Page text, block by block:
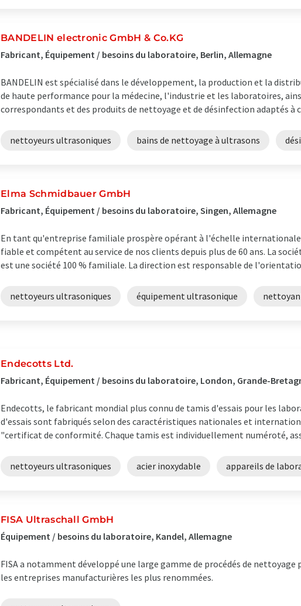
BANDELIN electronic GmbH & Co.KG
Fabricant, Équipement / besoins du laboratoire, Berlin, Allemagne
BANDELIN est spécialisé dans le développement, la production et la
de haute performance pour la médecine, l'industrie et les laboratoires,
correspondants et des produits de nettoyage et de désinfection adaptés à
nettoyeurs ultrasoniques bains de nettoyage à ultrasons
Elma Schmidbauer GmbH
Fabricant, Équipement / besoins du laboratoire, Singen, Allemagne
En tant qu'entreprise familiale prospère opérant à l'échelle
fiable et compétent au service de nos clients depuis plus de 60 ans. La
est une société 100 % familiale. La direction est responsable de
nettoyeurs ultrasoniques équipement ultrasonique
Endecotts Ltd.
Fabricant, Équipement / besoins du laboratoire, London, Grande-
Endecotts, le fabricant mondial plus connu de tamis d'essais pour les
d'essais sont fabriqués selon des caractéristiques nationales et
"certificat de conformité. Chaque tamis est individuellement numéroté,
nettoyeurs ultrasoniques acier inoxydable appareils de
FISA Ultraschall GmbH
Équipement / besoins du laboratoire, Kandel, Allemagne
FISA a notamment développé une large gamme de procédés de
les entreprises manufacturières les plus renommées.